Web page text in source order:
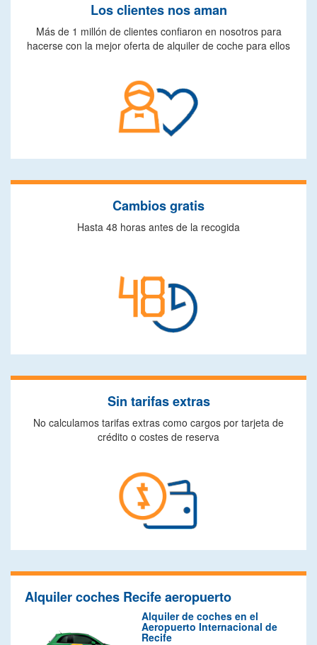
Los clientes nos aman
Más de 1 millón de clientes confiaron en nosotros para
hacerse con la mejor oferta de alquiler de coche para ellos
Cambios gratis
Hasta 48 horas antes de la recogida
Sin tarifas extras
No calculamos tarifas extras como cargos por tarjeta de
crédito o costes de reserva
Alquiler coches Recife aeropuerto
Alquiler de coches en el
Aeropuerto Internacional de
Recife